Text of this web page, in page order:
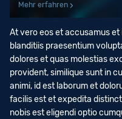
Mehr erfahren
At vero eos et accusamus
blanditiis praesentium
dolores et quas molestias
provident, similique sunt in
animi, id est laborum et
facilis est et expedita
nobis est eligendi optio